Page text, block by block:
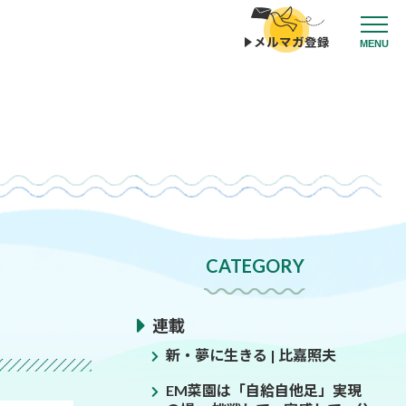
MENU
CATEGORY
連載
新・夢に生きる | 比嘉照夫
EM菜園は「自給自他足」実現